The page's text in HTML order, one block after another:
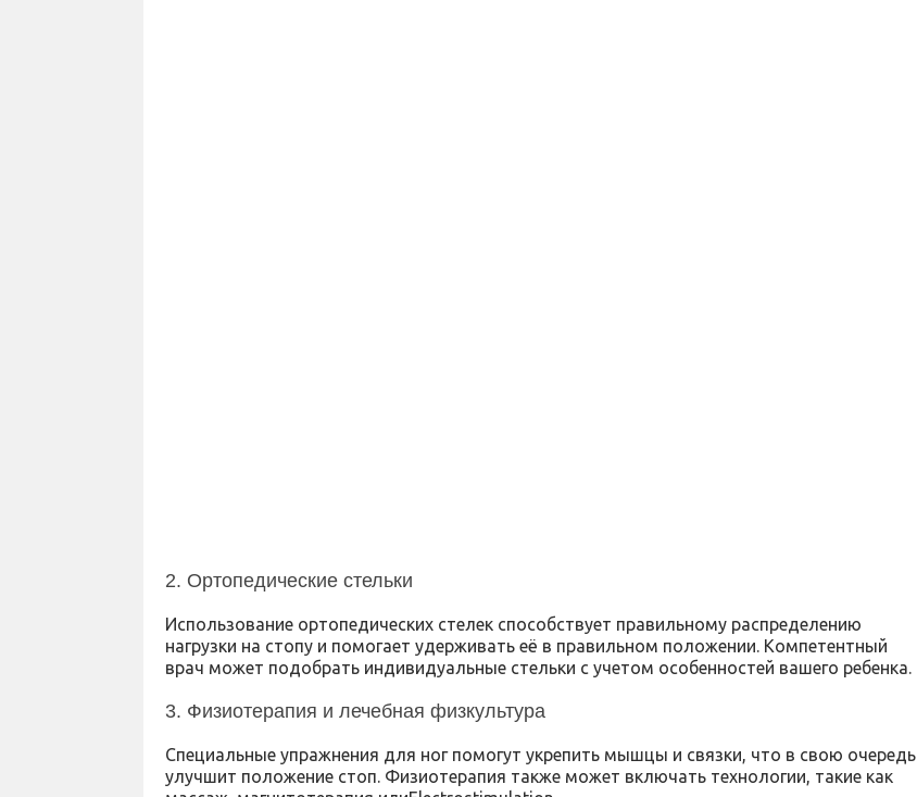
2. Ортопедические стельки
Использование ортопедических стелек способствует правильному распределению
нагрузки на стопу и помогает удерживать её в правильном положении. Компетентный
врач может подобрать индивидуальные стельки с учетом особенностей вашего ребенка.
3. Физиотерапия и лечебная физкультура
Специальные упражнения для ног помогут укрепить мышцы и связки, что в свою очередь
улучшит положение стоп. Физиотерапия также может включать технологии, такие как